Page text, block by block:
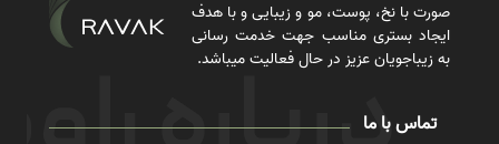
صورت با نخ، پوست، مو و زیبایی و با هدف
ایجاد بستری مناسب جهت خدمت رسانی
به زیباجویان عزیز در حال فعالیت میباشد.
تماس با ما